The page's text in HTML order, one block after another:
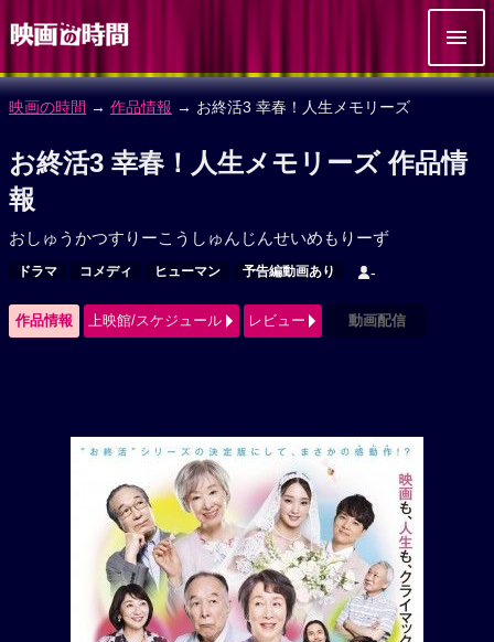
映画の時間 → 作品情報 → お終活3 幸春！人生メモリーズ
お終活3 幸春！人生メモリーズ 作品情
報
おしゅうかつすりーこうしゅんじんせいめもりーず
ドラマ コメディ ヒューマン 予告編動画あり -
作品情報 上映館/スケジュール レビュー 動画配信